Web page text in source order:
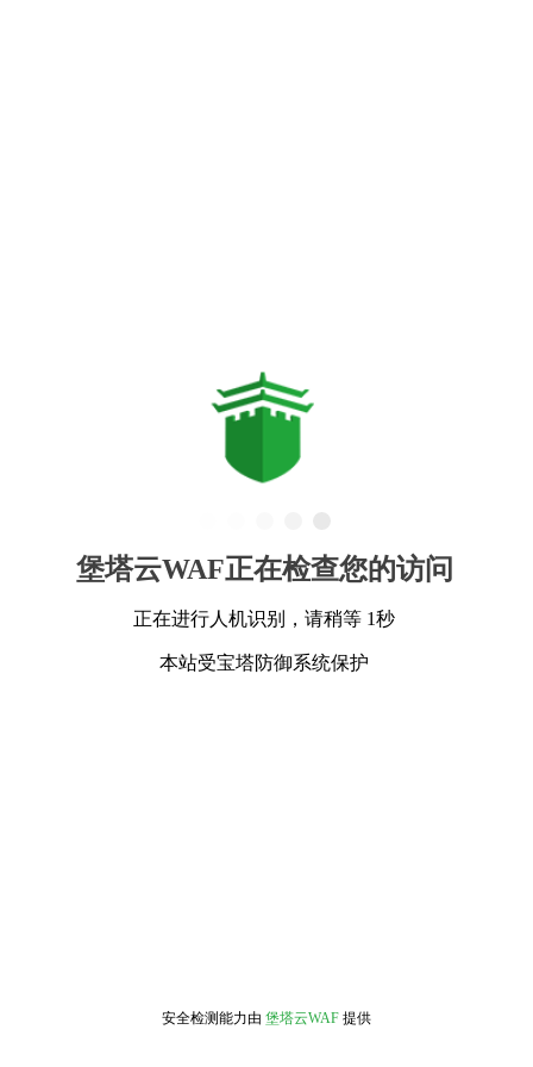
堡塔云WAF正在检查您的访问
正在进行人机识别，请稍等 1秒
本站受宝塔防御系统保护
安全检测能力由 堡塔云WAF 提供